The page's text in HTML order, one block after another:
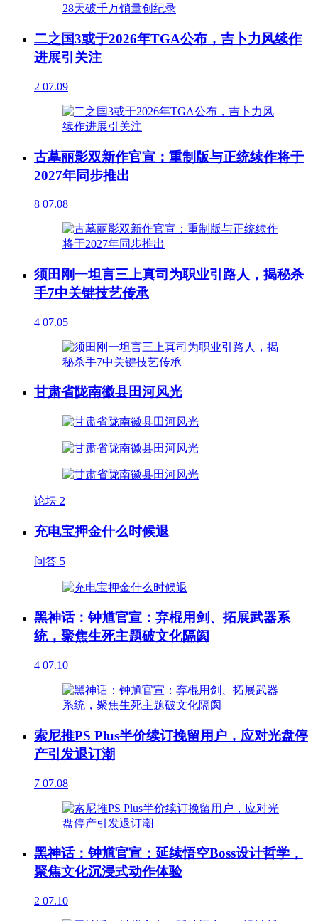
二之国3或于2026年TGA公布，吉卜力风续作
进展引关注
2 07.09
古墓丽影双新作官宣：重制版与正统续作将于
2027年同步推出
8 07.08
须田刚一坦言三上真司为职业引路人，揭秘杀
手7中关键技艺传承
4 07.05
甘肃省陇南徽县田河风光
论坛 2
充电宝押金什么时候退
问答 5
黑神话：钟馗官宣：弃棍用剑、拓展武器系
统，聚焦生死主题破文化隔阂
4 07.10
索尼推PS Plus半价续订挽留用户，应对光盘停
产引发退订潮
7 07.08
黑神话：钟馗官宣：延续悟空Boss设计哲学，
聚焦文化沉浸式动作体验
2 07.10